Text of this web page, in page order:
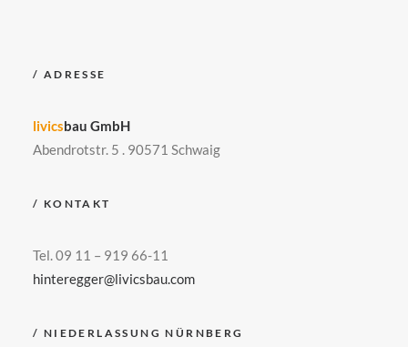
/ ADRESSE
livicsbau GmbH
Abendrotstr. 5 . 90571 Schwaig
/ KONTAKT
Tel. 09 11 – 919 66-11
hinteregger@livicsbau.com
/ NIEDERLASSUNG NÜRNBERG